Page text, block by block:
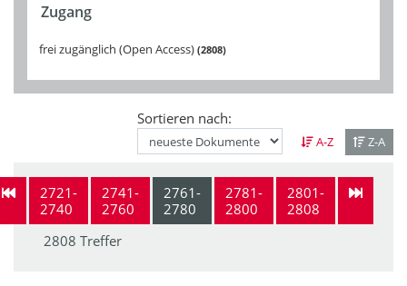
Zugang
frei zugänglich (Open Access) 2808
Sortieren nach:
A-Z Z-A
2721-
2740
2741-
2760
2761-
2780
2781-
2800
2801-
2808
2808 Treffer